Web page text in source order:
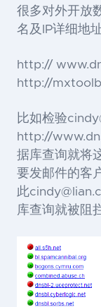
很多对外开放
名及 IP详细地
http://
http://
比如检验
http://
据库查询就将
要发邮件的客
此
库查询就被阻